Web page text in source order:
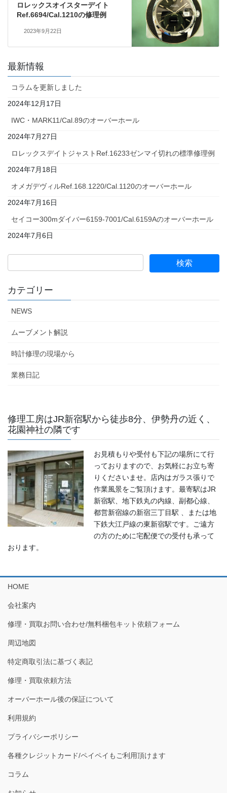
ロレックスオイスターデイト
Ref.6694/Cal.1210の修理例
2023年9月22日
最新情報
コラムを更新しました
2024年12月17日
IWC・MARK11/Cal.89のオーバーホール
2024年7月27日
ロレックスデイトジャストRef.16233ゼンマイ切れの標準修理例
2024年7月18日
オメガデヴィルRef.168.1220/Cal.1120のオーバーホール
2024年7月16日
セイコー300mダイバー6159-7001/Cal.6159Aのオーバーホール
2024年7月6日
カテゴリー
NEWS
ムーブメント解説
時計修理の現場から
業務日記
修理工房はJR新宿駅から徒歩8分、伊勢丹の近く、
花園神社の隣です
お見積もりや受付も下記の場所にて行
っておりますので、お気軽にお立ち寄
りくださいませ。店内はガラス張りで
作業風景をご覧頂けます。最寄駅はJR
新宿駅、地下鉄丸の内線、副都心線、
都営新宿線の新宿三丁目駅 、または地
下鉄大江戸線の東新宿駅です。ご遠方
の方のために宅配便での受付も承って
おります。
HOME
会社案内
修理・買取お問い合わせ/無料梱包キット依頼フォーム
周辺地図
特定商取引法に基づく表記
修理・買取依頼方法
オーバーホール後の保証について
利用規約
プライバシーポリシー
各種クレジットカード/ペイペイもご利用頂けます
コラム